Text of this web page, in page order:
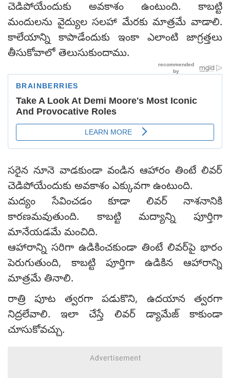
చెడిపోయేందుకు అవకాశం ఉంటుంది. కాబట్టి
మందులను వైద్యుల సలహా మేరకు మాత్రమే వాడాలి.
కాలేయాన్ని కాపాడేందుకు ఇంకా ఎలాంటి జాగ్రత్తలు
తీసుకోవాలో తెలుసుకుందాము.
సరైన నూనె వాడకుండా వండిన ఆహారం తింటే లివర్
చెడిపోయేందుకు అవకాశం ఎక్కువగా ఉంటుంది.
మద్యం సేవించడం కూడా లివర్ నాశనానికి
కారణమవుతుంది. కాబట్టి మద్యాన్ని పూర్తిగా
మానేయడమే మంచిది.
ఆహారాన్ని సరిగా ఉడికించకుండా తింటే లివర్‌పై భారం
పెరుగుతుంది, కాబట్టి పూర్తిగా ఉడికిన ఆహారాన్ని
మాత్రమే తినాలి.
రాత్రి పూట త్వరగా పడుకొని, ఉదయాన త్వరగా
నిద్రలేవాలి. ఇలా చేస్తే లివ‌ర్ డ్యామేజ్ కాకుండా
చూసుకోవ‌చ్చు.